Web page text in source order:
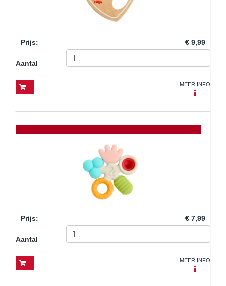
Prijs: € 9,99
Aantal
MEER INFO
Prijs: € 7,99
Aantal
MEER INFO